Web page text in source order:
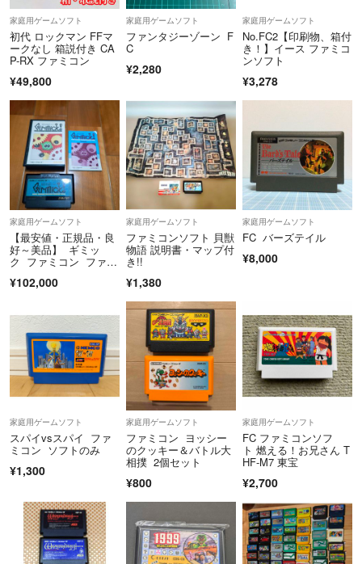
家庭用ゲームソフト
初代 ロックマン FFマ
ークなし 箱説付き CA
P-RX ファミコン
¥49,800
家庭用ゲームソフト
ファンタジーゾーン F
C
¥2,280
家庭用ゲームソフト
No.FC2【印刷物、箱付
き！】イース ファミコ
ンソフト
¥3,278
家庭用ゲームソフト
【最安値・正規品・良
好～美品】 ギミッ
ク ファミコン ファミ
¥102,000
家庭用ゲームソフト
ファミコンソフト 貝獣
物語 説明書・マップ付
き!!
¥1,380
家庭用ゲームソフト
FC バーズテイル
¥8,000
家庭用ゲームソフト
スパイvsスパイ ファ
ミコン ソフトのみ
¥1,300
家庭用ゲームソフト
ファミコン ヨッシー
のクッキー＆バトル大
相撲 2個セット
¥800
家庭用ゲームソフト
FC ファミコンソフ
ト 燃える！お兄さん T
HF-M7 東宝
¥2,700